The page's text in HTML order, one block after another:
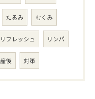
たるみ むくみ
リフレッシュ リンパ
産後 対策